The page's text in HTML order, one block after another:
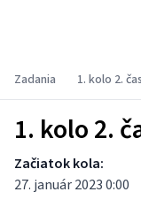
Zadania 1. kolo 2.
1. kolo 2.
Začiatok kola:
27. január 2023 0:00